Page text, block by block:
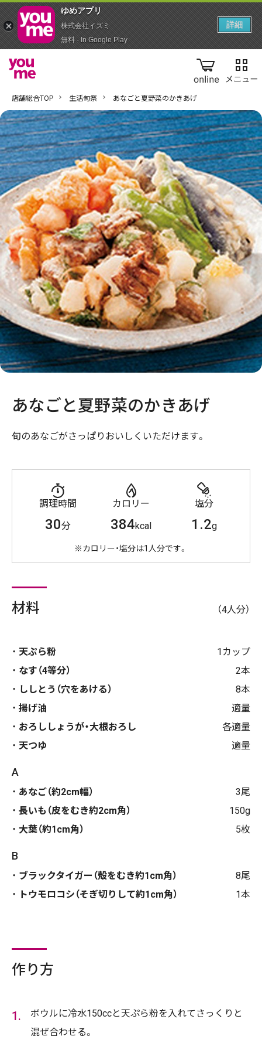
online
店舗総合TOP 生活旬祭 あなごと夏野菜のかきあげ
あなごと夏野菜のかきあげ
旬のあなごがさっぱりおいしくいただけます。
調理時間
30分
カロリー
384kcal
塩分
1.2g
※カロリー・塩分は1人分です。
材料 （4人分）
天ぷら粉
1カップ
なす（4等分）
2本
ししとう（穴をあける）
8本
揚げ油
適量
おろししょうが・大根おろし
各適量
天つゆ
適量
A
あなご（約2cm幅）
3尾
長いも（皮をむき約2cm角）
150g
大葉（約1cm角）
5枚
B
ブラックタイガー（殻をむき約1cm角）
8尾
トウモロコシ（そぎ切りして約1cm角）
1本
作り方
ボウルに冷水150ccと天ぷら粉を入れてさっくりと
混ぜ合わせる。
ゆめアプ‪リ‬
株式会社イズミ
無料 - In Google Play
詳細